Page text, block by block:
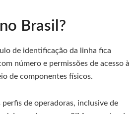
Brasil?
de identificação da linha fica
número e permissões de acesso à
de componentes físicos.
de operadoras, inclusive de